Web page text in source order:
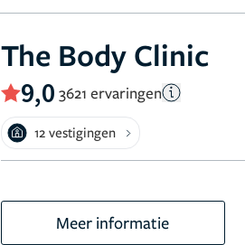
The Body Clinic
9,0 3621 ervaringen
12 vestigingen
Meer informatie